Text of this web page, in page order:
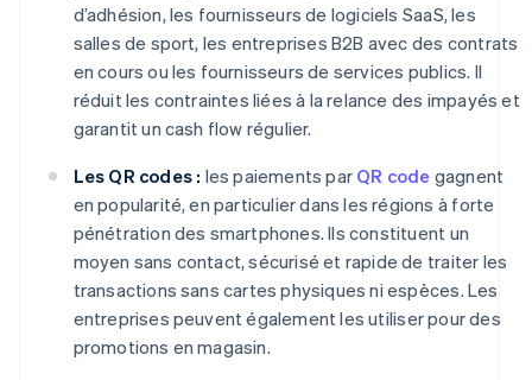
d’adhésion, les fournisseurs de logiciels SaaS, les
salles de sport, les entreprises B2B avec des contrats
en cours ou les fournisseurs de services publics. Il
réduit les contraintes liées à la relance des impayés et
garantit un cash flow régulier.
Les QR codes : les paiements par QR code gagnent
en popularité, en particulier dans les régions à forte
pénétration des smartphones. Ils constituent un
moyen sans contact, sécurisé et rapide de traiter les
transactions sans cartes physiques ni espèces. Les
entreprises peuvent également les utiliser pour des
promotions en magasin.